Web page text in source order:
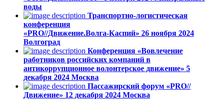
воды
Транспортно-логистическая
конференция
«PRO//Движение.Волга-Каспий» 26 ноября 2024
Волгоград
Конференция «Вовлечение
работников российских компаний в
антикоррупционное волонтерское движение» 5
декабря 2024 Москва
Пассажирский форум «PRO//
Движение» 12 декабря 2024 Москва